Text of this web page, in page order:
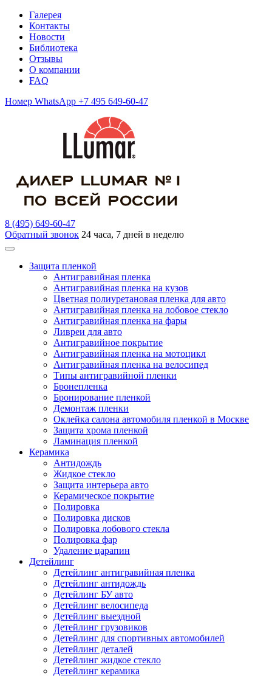
Галерея
Контакты
Новости
Библиотека
Отзывы
О компании
FAQ
Номер WhatsApp +7 495 649-60-47
8 (495) 649-60-47
Обратный звонок 24 часа, 7 дней в неделю
Защита пленкой
Антигравийная пленка
Антигравийная пленка на кузов
Цветная полиуретановая пленка для авто
Антигравийная пленка на лобовое стекло
Антигравийная пленка на фары
Ливреи для авто
Антигравийное покрытие
Антигравийная пленка на мотоцикл
Антигравийная пленка на велосипед
Типы антигравийной пленки
Бронепленка
Бронирование пленкой
Демонтаж пленки
Оклейка салона автомобиля пленкой в Москве
Защита хрома пленкой
Ламинация пленкой
Керамика
Антидождь
Жидкое стекло
Защита интерьера авто
Керамическое покрытие
Полировка
Полировка дисков
Полировка лобового стекла
Полировка фар
Удаление царапин
Детейлинг
Детейлинг антигравийная пленка
Детейлинг антидождь
Детейлинг БУ авто
Детейлинг велосипеда
Детейлинг выездной
Детейлинг грузовиков
Детейлинг для спортивных автомобилей
Детейлинг деталей
Детейлинг жидкое стекло
Детейлинг керамика